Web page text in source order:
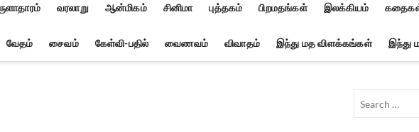
வரலாறு ஆன்மிகம் சினிமா புத்தகம் பிறமதங்கள் இலக்கியம்
வேதம் சைவம் கேள்வி-பதில் வைணவம் விவாதம் இந்து மத விளக்கங்கள் இந்து